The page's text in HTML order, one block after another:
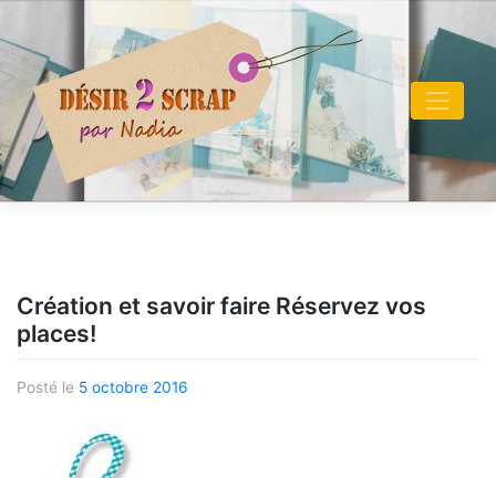
content
Création et savoir faire Réservez vos
places!
Posté le 5 octobre 2016